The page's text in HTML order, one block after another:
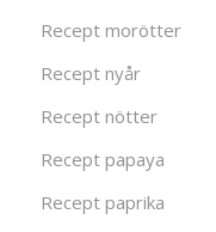
Recept morötter
Recept nyår
Recept nötter
Recept papaya
Recept paprika